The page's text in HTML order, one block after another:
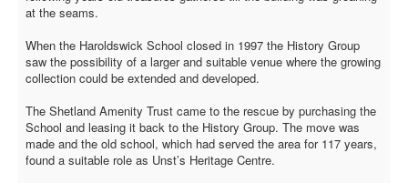
at the seams.
When the Haroldswick School closed in 1997 the History Group
saw the possibility of a larger and suitable venue where the growing
collection could be extended and developed.
The Shetland Amenity Trust came to the rescue by purchasing the
School and leasing it back to the History Group. The move was
made and the old school, which had served the area for 117 years,
found a suitable role as Unst’s Heritage Centre.